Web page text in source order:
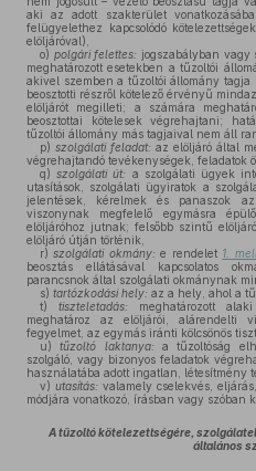
aki az adott szakterület
felügyelethez kapcsolódó
elöljáróval),
o) polgári felettes: jogszabályban vagy
meghatározott esetekben a tűzoltói
akivel szemben a tűzoltói állomány tagja
beosztotti részről kötelező érvényű
elöljárót megilleti; a számára
beosztottai kötelesek végrehajtani;
tűzoltói állomány más tagjaival nem áll
p) szolgálati feladat: az elöljáró által
végrehajtandó tevékenységek, feladatok
q) szolgálati út: a szolgálati ügyek
utasítások, szolgálati ügyiratok a
jelentések, kérelmek és panaszok
viszonynak megfelelő egymásra
elöljáróhoz jutnak; felsőbb szintű
elöljáró útján történik,
r) szolgálati okmány:e rendelet 1.
beosztás ellátásával kapcsolatos
parancsnok által szolgálati okmánynak
s) tartózkodási hely: az a hely, ahol a
t)
tiszteletadás: meghatározott
meghatároz az elöljárói, alárendelti
fegyelmet, az egymás iránti kölcsönös
u)
tűzoltó laktanya:a tűzoltóság
szolgáló, vagy bizonyos feladatok
használatába adott ingatlan, létesítmény
v) utasítás: valamely cselekvés,
módjára vonatkozó, írásban vagy szóban
A tűzoltó kötelezettségére,
általános